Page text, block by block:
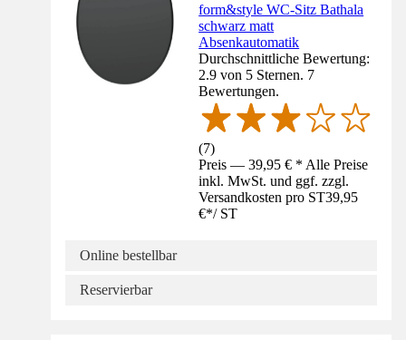
form&style WC-Sitz Bathala
schwarz matt
Absenkautomatik
Durchschnittliche Bewertung:
2.9 von 5 Sternen. 7
Bewertungen.
(7)
Preis — 39,95 € * Alle Preise
inkl. MwSt. und ggf. zzgl.
Versandkosten pro ST39,95
€*/ ST
Online bestellbar
Reservierbar